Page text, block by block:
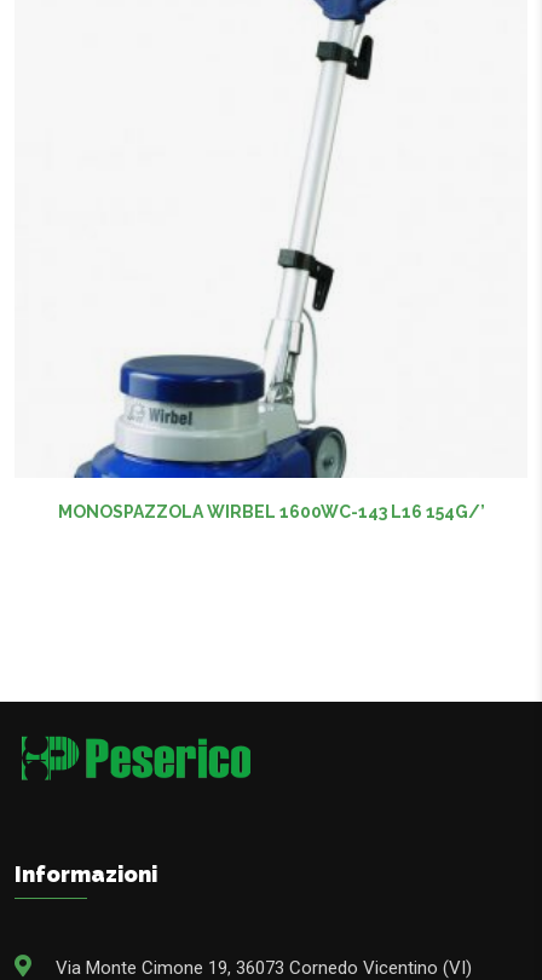
MONOSPAZZOLA WIRBEL 1600WC-143 L16 154G/’
Informazioni
Via Monte Cimone 19, 36073 Cornedo Vicentino (VI)